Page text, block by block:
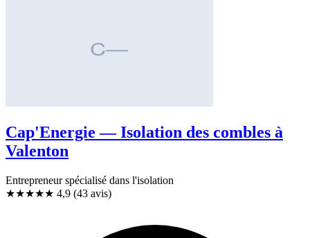
Cap'Energie — Isolation des combles à
Valenton
Entrepreneur spécialisé dans l'isolation
★★★★★ 4,9 (43 avis)